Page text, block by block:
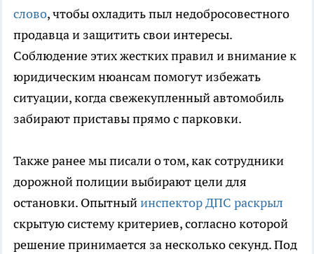
слово, чтобы охладить пыл недобросовестного
продавца и защитить свои интересы.
Соблюдение этих жестких правил и внимание к
юридическим нюансам помогут избежать
ситуации, когда свежекупленный автомобиль
забирают приставы прямо с парковки.
Также ранее мы писали о том, как сотрудники
дорожной полиции выбирают цели для
остановки. Опытныйинспектор ДПС раскрыл
скрытую систему критериев, согласно которой
решение принимается за несколько секунд. Под